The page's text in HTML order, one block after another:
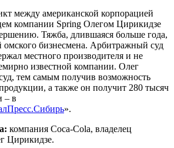
между американской корпорацией
компании Spring Олегом Цирикидзе
Тяжба, длившаяся больше года,
омского бизнесмена. Арбитражный суд
местного производителя и не
известной компании. Олег
тем самым получив возможность
а также он получит 280 тысяч
– в
».
компания Coca-Cola, владелец
Цирикидзе.